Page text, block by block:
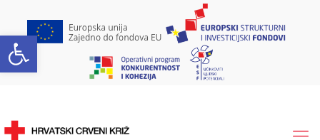
Open toolbar